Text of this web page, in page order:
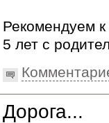
Рекомендуем
5 лет с
Дорога...